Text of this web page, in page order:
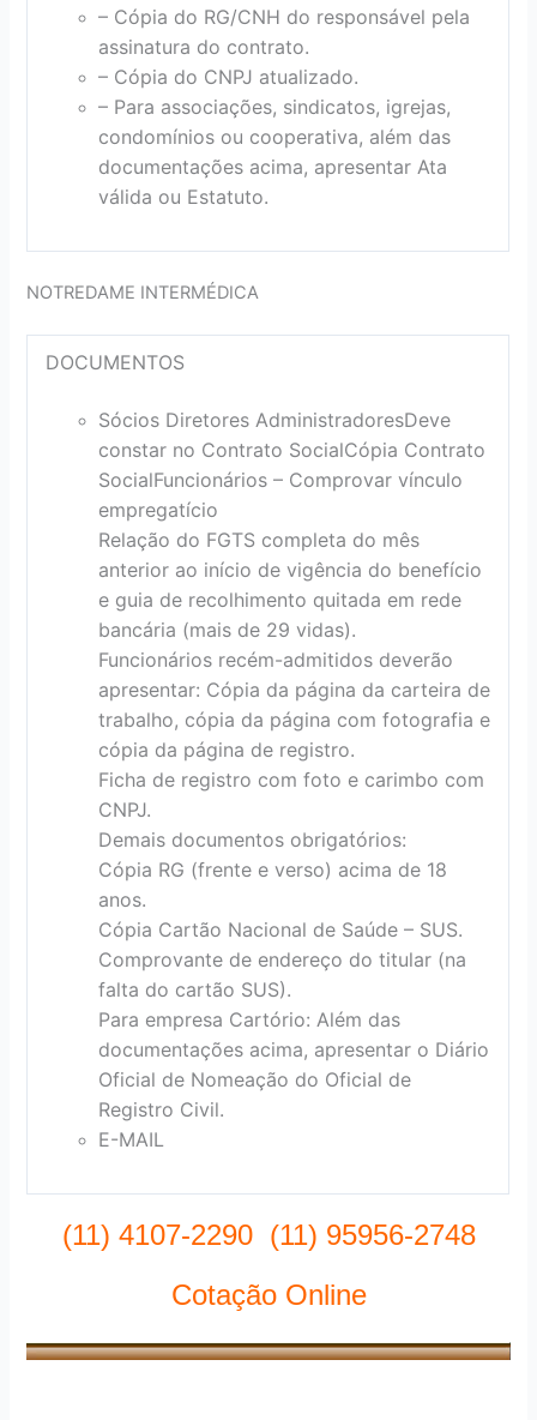
– Cópia do RG/CNH do responsável pela
assinatura do contrato.
– Cópia do CNPJ atualizado.
– Para associações, sindicatos, igrejas,
condomínios ou cooperativa, além das
documentações acima, apresentar Ata
válida ou Estatuto.
NOTREDAME INTERMÉDICA
DOCUMENTOS
Sócios Diretores AdministradoresDeve
constar no Contrato SocialCópia Contrato
SocialFuncionários – Comprovar vínculo
empregatício
Relação do FGTS completa do mês
anterior ao início de vigência do benefício
e guia de recolhimento quitada em rede
bancária (mais de 29 vidas).
Funcionários recém-admitidos deverão
apresentar: Cópia da página da carteira de
trabalho, cópia da página com fotografia e
cópia da página de registro.
Ficha de registro com foto e carimbo com
CNPJ.
Demais documentos obrigatórios:
Cópia RG (frente e verso) acima de 18
anos.
Cópia Cartão Nacional de Saúde – SUS.
Comprovante de endereço do titular (na
falta do cartão SUS).
Para empresa Cartório: Além das
documentações acima, apresentar o Diário
Oficial de Nomeação do Oficial de
Registro Civil.
E-MAIL
(11) 4107-2290 (11) 95956-2748
Cotação Online